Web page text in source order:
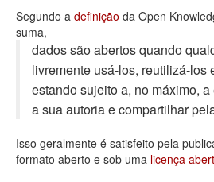
Planejamento
Catálogo de dados
Processo Legislativo
Deputados Estaduais
Administração
Legislação
Segundo a definição da Open
suma,
dados são abertos quando
livremente usá-los, reutilizá-los
estando sujeito a, no máximo,
a sua autoria e compartilhar
Isso geralmente é satisfeito pela
formato aberto e sob uma licença